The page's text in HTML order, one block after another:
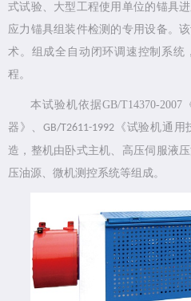
式试验、大型工程使用单位的锚具
应力锚具组装件检测的专用设备。
术。组成全自动闭环调速控制系统
程。
本试验机依据GB/T14370-2007
器》、GB/T2611-1992 《试验机通
造，整机由卧式主机、高压伺服液
压油源、微机测控系统等组成。